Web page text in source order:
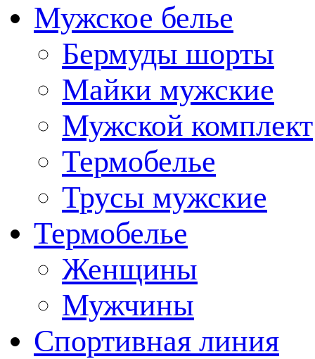
Мужское белье
Бермуды шорты
Майки мужские
Мужской комплект
Термобелье
Трусы мужские
Термобелье
Женщины
Мужчины
Спортивная линия